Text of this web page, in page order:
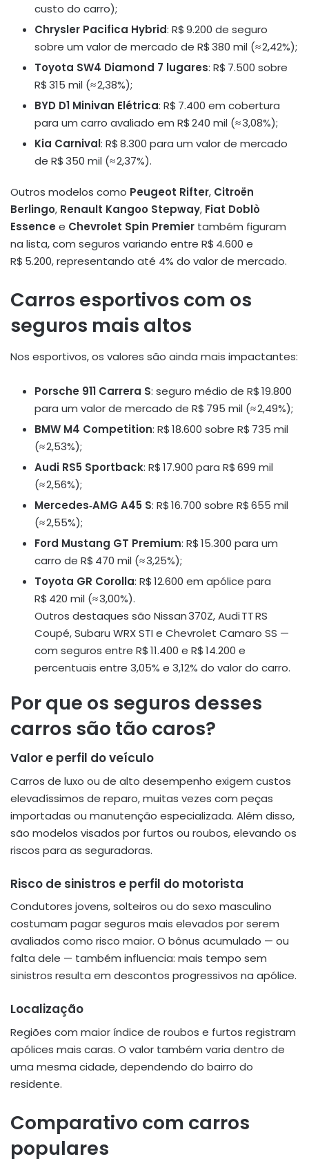
custo do carro);
Chrysler Pacifica Hybrid: R$ 9.200 de seguro
sobre um valor de mercado de R$ 380 mil (≈ 2,42%);
Toyota SW4 Diamond 7 lugares: R$ 7.500 sobre
R$ 315 mil (≈ 2,38%);
BYD D1 Minivan Elétrica: R$ 7.400 em cobertura
para um carro avaliado em R$ 240 mil (≈ 3,08%);
Kia Carnival: R$ 8.300 para um valor de mercado
de R$ 350 mil (≈ 2,37%).
Outros modelos como Peugeot Rifter, Citroën
Berlingo, Renault Kangoo Stepway, Fiat Doblò
Essence e Chevrolet Spin Premier também figuram
na lista, com seguros variando entre R$ 4.600 e
R$ 5.200, representando até 4% do valor de mercado.
Carros esportivos com os
seguros mais altos
Nos esportivos, os valores são ainda mais impactantes:
Porsche 911 Carrera S: seguro médio de R$ 19.800
para um valor de mercado de R$ 795 mil (≈ 2,49%);
BMW M4 Competition: R$ 18.600 sobre R$ 735 mil
(≈ 2,53%);
Audi RS5 Sportback: R$ 17.900 para R$ 699 mil
(≈ 2,56%);
Mercedes‑AMG A45 S: R$ 16.700 sobre R$ 655 mil
(≈ 2,55%);
Ford Mustang GT Premium: R$ 15.300 para um
carro de R$ 470 mil (≈ 3,25%);
Toyota GR Corolla: R$ 12.600 em apólice para
R$ 420 mil (≈ 3,00%).
Outros destaques são Nissan 370Z, Audi TT RS
Coupé, Subaru WRX STI e Chevrolet Camaro SS —
com seguros entre R$ 11.400 e R$ 14.200 e
percentuais entre 3,05% e 3,12% do valor do carro.
Por que os seguros desses
carros são tão caros?
Valor e perfil do veículo
Carros de luxo ou de alto desempenho exigem custos
elevadíssimos de reparo, muitas vezes com peças
importadas ou manutenção especializada. Além disso,
são modelos visados por furtos ou roubos, elevando os
riscos para as seguradoras.
Risco de sinistros e perfil do motorista
Condutores jovens, solteiros ou do sexo masculino
costumam pagar seguros mais elevados por serem
avaliados como risco maior. O bônus acumulado — ou
falta dele — também influencia: mais tempo sem
sinistros resulta em descontos progressivos na apólice.
Localização
Regiões com maior índice de roubos e furtos registram
apólices mais caras. O valor também varia dentro de
uma mesma cidade, dependendo do bairro do
residente.
Comparativo com carros
populares